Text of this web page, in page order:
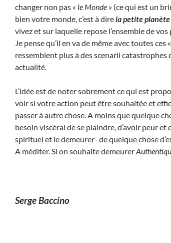
changer non pas « le Monde » (ce qui est un
bien votre monde, c’est à direla petite planète
vivez et sur laquelle repose l’ensemble de
Je pense qu’il en va de même avec toutes
ressemblent plus à des scenarii catastrophes
actualité.
L’idée est de noter sobrement ce qui est
voir si votre action peut être souhaitée et
passer à autre chose. A moins que quelque
besoin viscéral de se plaindre, d’avoir peur
spirituel et le demeurer- de quelque chose
A méditer. Si on souhaite demeurer
Serge Baccino